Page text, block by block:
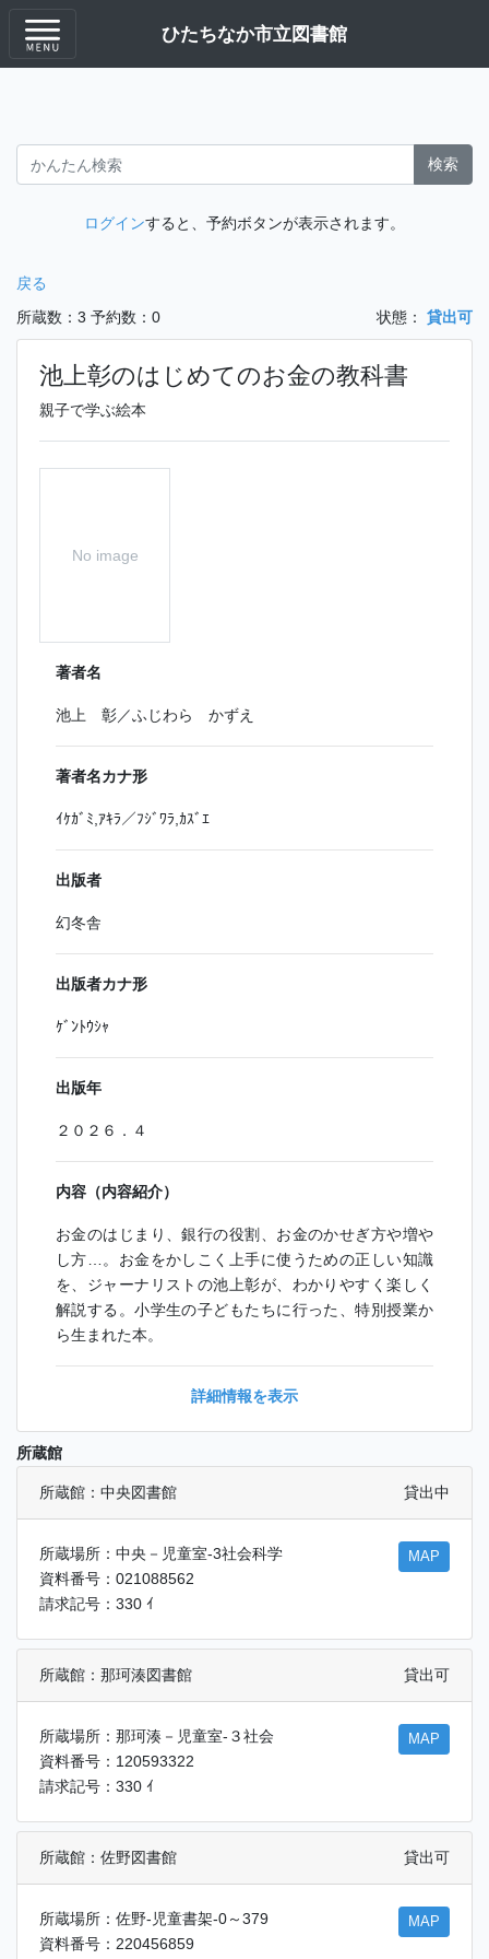
ひたちなか市立図書館
検索
ログインすると、予約ボタンが表示されます。
戻る
所蔵数：3 予約数：0 状態： 貸出可
池上彰のはじめてのお金の教科書
親子で学ぶ絵本
No image
著者名
池上 彰／ふじわら かずえ
著者名カナ形
ｲｹｶﾞﾐ,ｱｷﾗ／ﾌｼﾞﾜﾗ,ｶｽﾞｴ
出版者
幻冬舎
出版者カナ形
ｹﾞﾝﾄｳｼｬ
出版年
２０２６．４
内容（内容紹介）
お金のはじまり、銀行の役割、お金のかせぎ方や増や
し方…。お金をかしこく上手に使うための正しい知識
を、ジャーナリストの池上彰が、わかりやすく楽しく
解説する。小学生の子どもたちに行った、特別授業か
ら生まれた本。
詳細情報を表示
所蔵館
所蔵館：中央図書館 貸出中
所蔵場所：中央－児童室-3社会科学
資料番号：021088562
請求記号：330 ｲ
MAP
所蔵館：那珂湊図書館 貸出可
所蔵場所：那珂湊－児童室-３社会
資料番号：120593322
請求記号：330 ｲ
MAP
所蔵館：佐野図書館 貸出可
所蔵場所：佐野-児童書架-0～379
資料番号：220456859
MAP